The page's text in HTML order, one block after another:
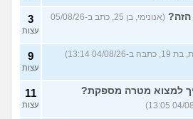
חדשות במדור הזה?
(אנונימי, בן 25, כתב ב-05/08/26
3
עצות
04/08/26 13:14)
9
עצות
למצוא מטרה מספקת? 11
עצות